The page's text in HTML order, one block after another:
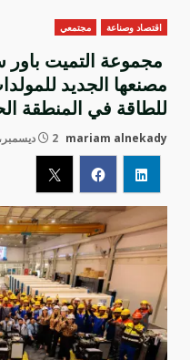
اقتصاد وصناعة مجتمعي
مجموعة التميت باور
مصنعها الجديد
للطاقة في المنطقة
mariam alnekady 2 ديسمبر، 2025